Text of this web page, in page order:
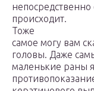
происходит.
Тоже
самое могу вам
головы. Даже
маленькие раны